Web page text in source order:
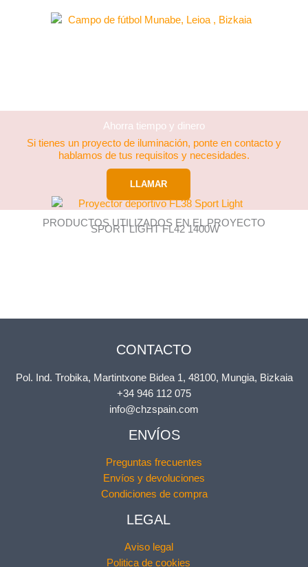
Ahorra tiempo y dinero
Si tienes un proyecto de iluminación, ponte en contacto y
hablamos de tus requisitos y necesidades.
LLAMAR
PRODUCTOS UTILIZADOS EN EL PROYECTO
SPORT LIGHT FL42 1400W
CONTACTO
Pol. Ind. Trobika, Martintxone Bidea 1, 48100, Mungia, Bizkaia
+34 946 112 075
info@chzspain.com
ENVÍOS
Preguntas frecuentes
Envíos y devoluciones
Condiciones de compra
LEGAL
Aviso legal
Politica de cookies